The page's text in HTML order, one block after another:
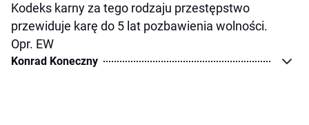
Kodeks karny za tego rodzaju przestępstwo
przewiduje karę do 5 lat pozbawienia wolności.
Opr. EW
Konrad Koneczny